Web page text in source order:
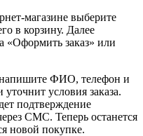
магазине выберите
в корзину. Далее
«Оформить заказ» или
напишите ФИО, телефон и
условия заказа.
подтверждение
СМС. Теперь останется
новой покупке.